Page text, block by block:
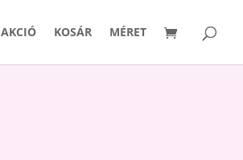
AKCIÓ KOSÁR MÉRET